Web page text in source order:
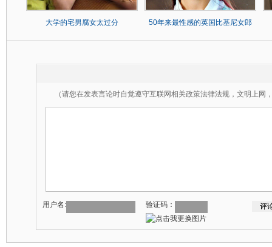
大学的宅男腐女太过分 50年来最性感的英国比基尼女郎
（请您在发表言论时自觉遵守互联网相关政策法律法规，文明上网
用户名: 验证码：